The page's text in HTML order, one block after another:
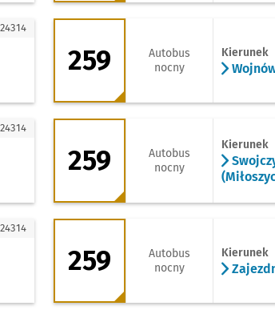
259 - kierunek Wojnów
259
Autobus
nocny
Kierunek
259 - kierunek Swojczyce
259
Autobus
nocny
Kierunek
259 - kierunek Zajezdnia
259
Autobus
nocny
Kierunek